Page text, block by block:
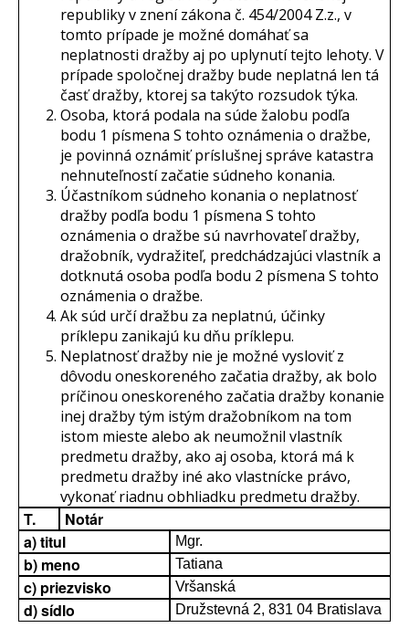
republiky v znení zákona č. 454/2004 Z.z., v
tomto prípade je možné domáhať sa
neplatnosti dražby aj po uplynutí tejto lehoty. V
prípade spoločnej dražby bude neplatná len tá
časť dražby, ktorej sa takýto rozsudok týka.
Osoba, ktorá podala na súde žalobu podľa
bodu 1 písmena S tohto oznámenia o dražbe,
je povinná oznámiť príslušnej správe katastra
nehnuteľností začatie súdneho konania.
Účastníkom súdneho konania o neplatnosť
dražby podľa bodu 1 písmena S tohto
oznámenia o dražbe sú navrhovateľ dražby,
dražobník, vydražiteľ, predchádzajúci vlastník a
dotknutá osoba podľa bodu 2 písmena S tohto
oznámenia o dražbe.
Ak súd určí dražbu za neplatnú, účinky
príklepu zanikajú ku dňu príklepu.
Neplatnosť dražby nie je možné vysloviť z
dôvodu oneskoreného začatia dražby, ak bolo
príčinou oneskoreného začatia dražby konanie
inej dražby tým istým dražobníkom na tom
istom mieste alebo ak neumožnil vlastník
predmetu dražby, ako aj osoba, ktorá má k
predmetu dražby iné ako vlastnícke právo,
vykonať riadnu obhliadku predmetu dražby.
T.
Notár
a) titul
Mgr.
b) meno Tatiana
c) priezvisko Vršanská
d) sídlo Družstevná 2, 831 04 Bratislava